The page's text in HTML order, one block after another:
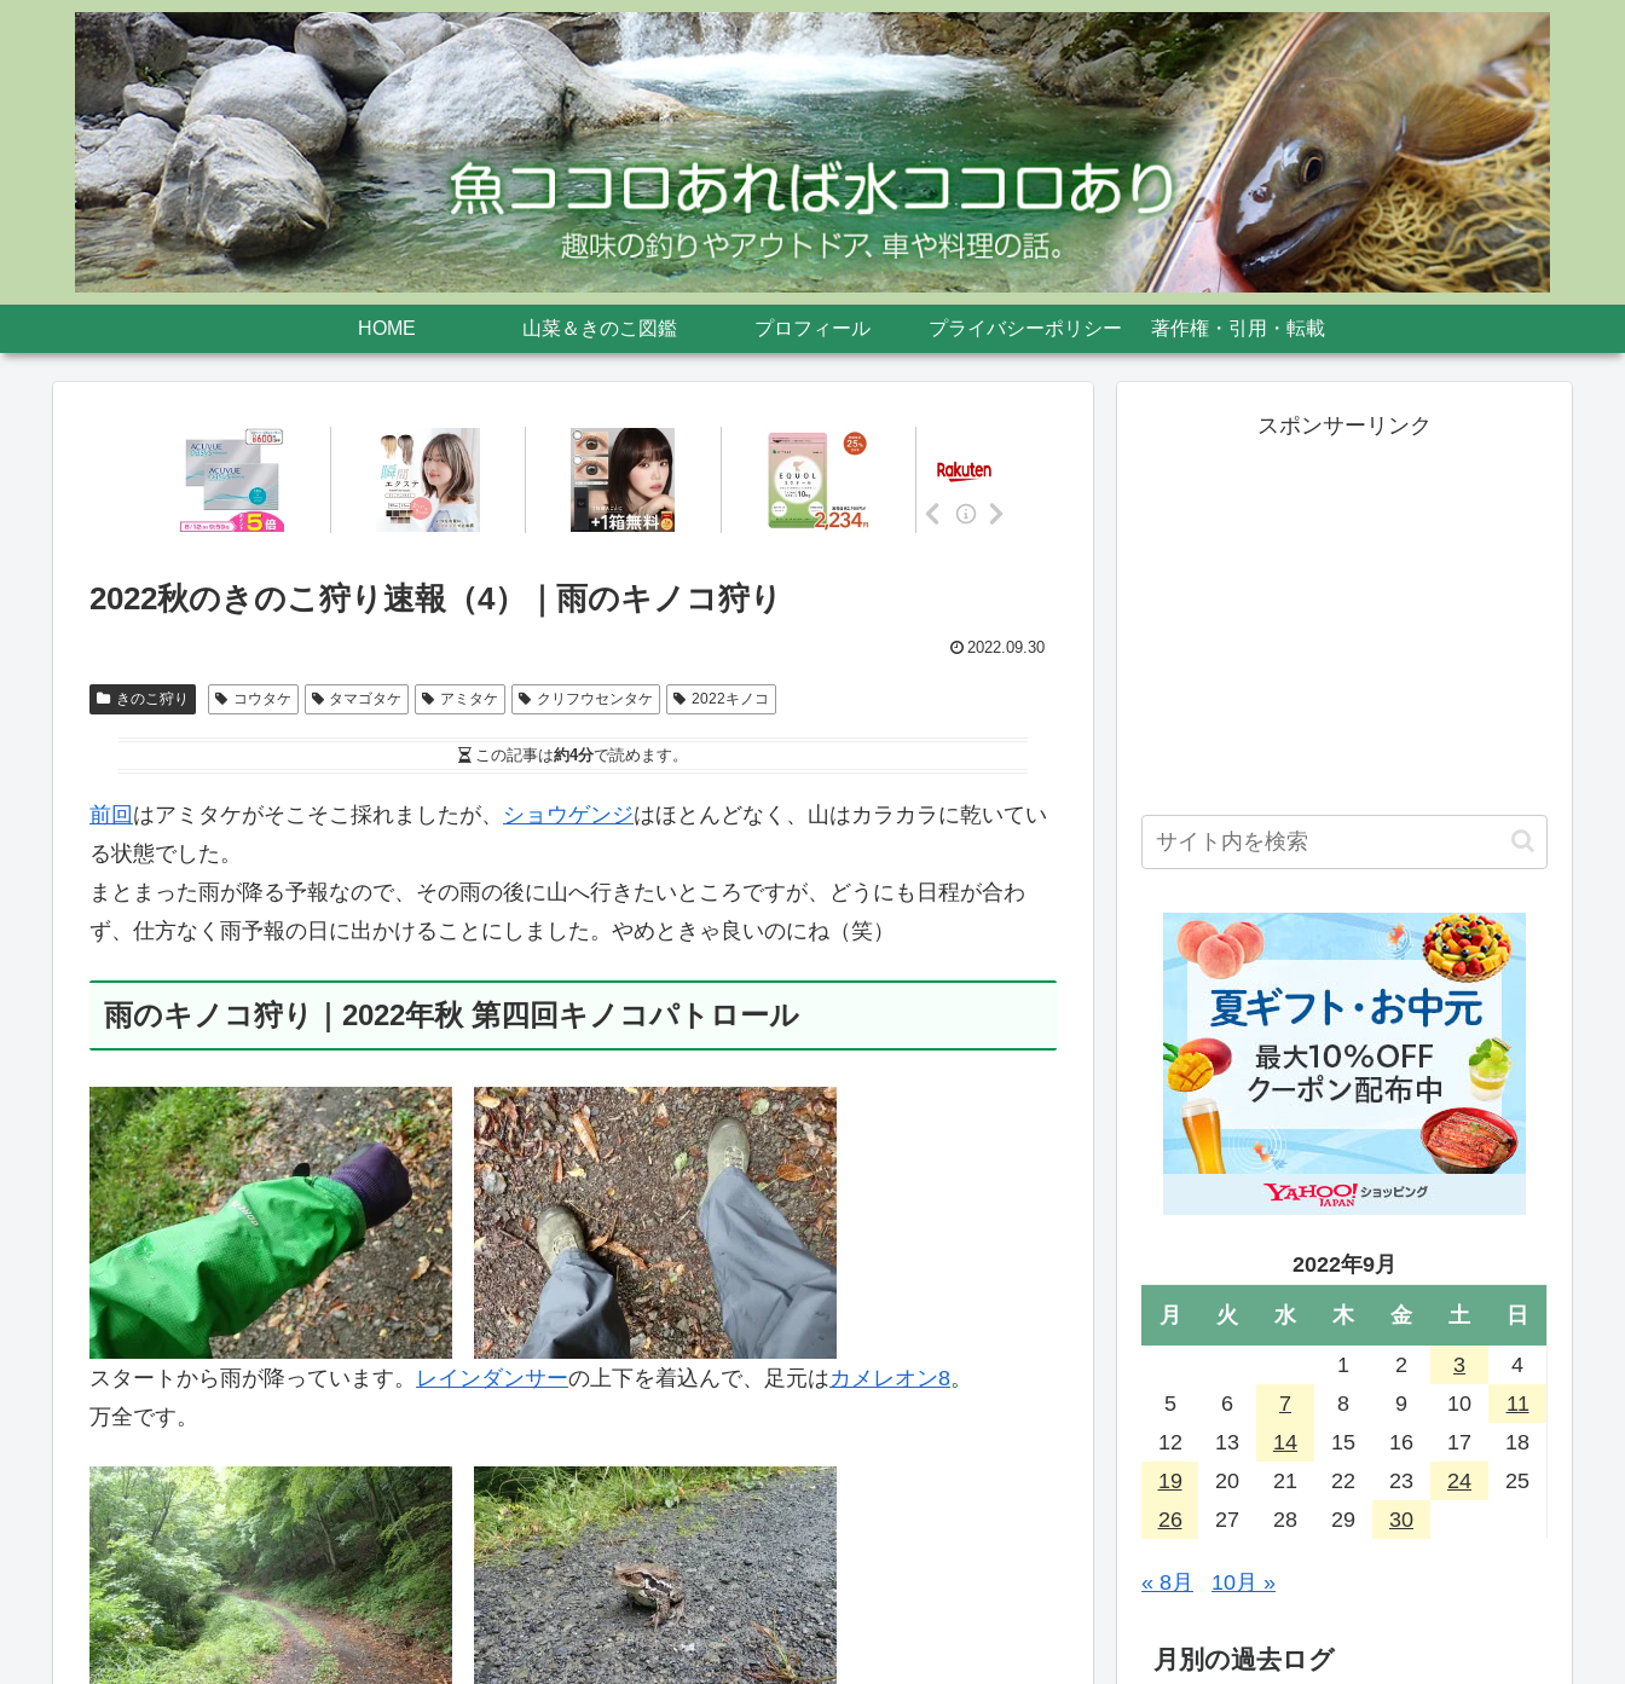
HOME 山菜＆きのこ図鑑 プロフィール プライバシーポリシー 著作権・引用・転載
2022秋のきのこ狩り速報（4）｜雨のキノコ狩り
2022.09.30
きのこ狩り コウタケ タマゴタケ アミタケ クリフウセンタケ 2022キノコ
この記事は約4分で読めます。
前回 はアミタケがそこそこ採れましたが、 ショウゲンジはほとんどなく、山はカラカラに乾いてい
る状態でした。
まとまった雨が降る予報なので、その雨の後に山へ行きたいところですが、どうにも日程が合わ
ず、仕方なく雨予報の日に出かけることにしました。やめときゃ良いのにね（笑）
雨のキノコ狩り｜2022年秋 第四回キノコパトロール
スタートから雨が降っています。 レインダンサーの上下を着込んで、足元はカメレオン8。
万全です。
スポンサーリンク
2022年9月
月 火 水 木 金 土 日
1 2 3
4
5
6 7 8 9 10
11
12
13 14 15 16 17
18
19
20 21 22 23 24
25
26
27 28 29 30
« 8月 10月 »
月別の過去ログ